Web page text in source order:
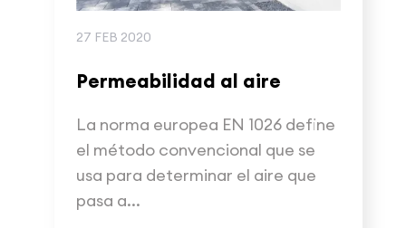
27 FEB 2020
Permeabilidad al aire
La norma europea EN 1026 define
el método convencional que se
usa para determinar el aire que
pasa a...